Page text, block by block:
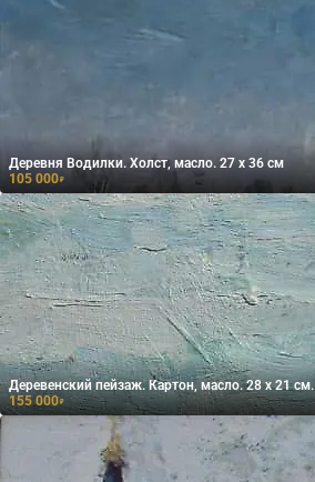
Деревня Водилки. Холст, масло. 27 х 36 см
105 000₽
Деревенский пейзаж. Картон, масло. 28 х 21 см.
155 000₽